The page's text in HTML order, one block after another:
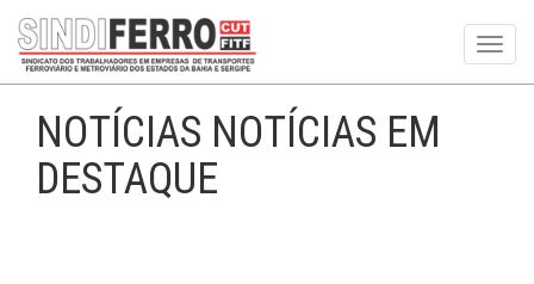
NOTÍCIAS NOTÍCIAS EM
DESTAQUE